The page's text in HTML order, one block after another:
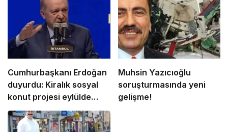
Cumhurbaşkanı Erdoğan
duyurdu: Kiralık sosyal
konut projesi eylülde
başlıyor
Muhsin Yazıcıoğlu
soruşturmasında yeni
gelişme!